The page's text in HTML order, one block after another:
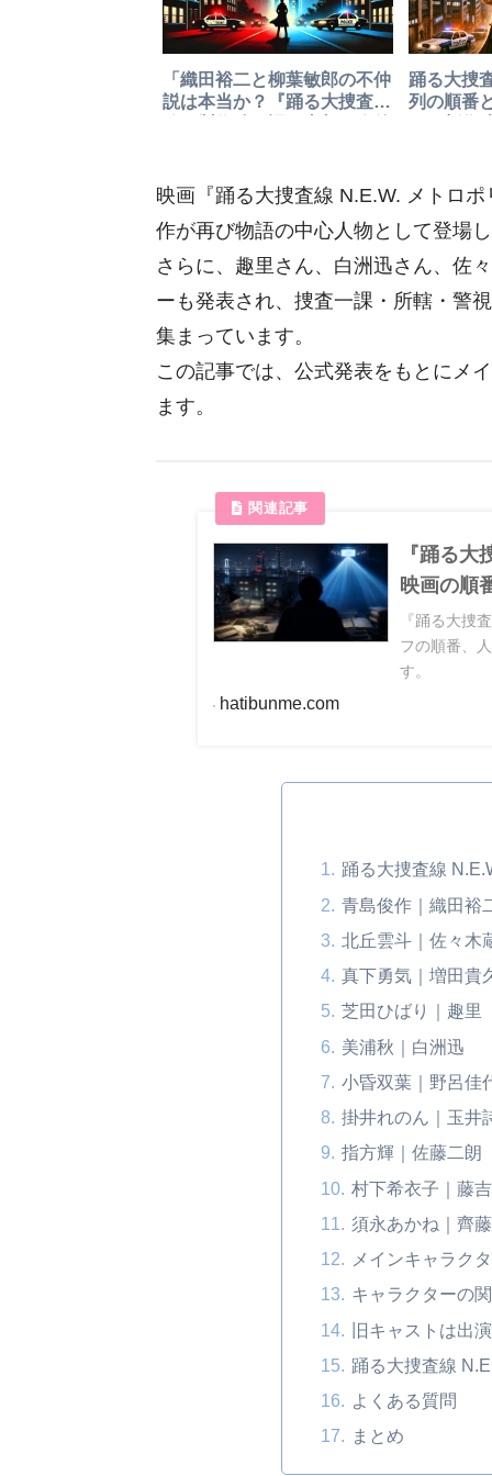
「織田裕二と柳葉敏郎の不仲
説は本当か？『踊る大捜査
踊る大捜
列の順番
映画『踊る大捜査線 N.E.W. メトロ
作が再び物語の中心人物として登場
さらに、趣里さん、白洲迅さん、佐
ーも発表され、捜査一課・所轄・警
集まっています。
この記事では、公式発表をもとにメ
ます。
『踊る
映画の順
『踊る大捜
フの順番、
す。
hatibunme.com
踊る大捜査線
青島俊作｜織田裕
北丘雲斗｜佐々木
真下勇気｜増田貴
芝田ひばり｜趣里
美浦秋｜白洲迅
小昏双葉｜野呂佳
掛井れのん｜玉井
指方輝｜佐藤二朗
村下希衣子｜藤
須永あかね｜齊
メインキャラク
キャラクターの
旧キャストは出
踊る大捜査線
よくある質問
まとめ